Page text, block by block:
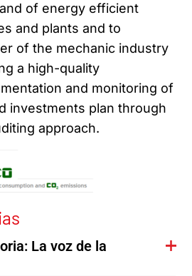
of energy efficient
and plants and to
of the mechanic industry
a high-quality
and monitoring of
investments plan through
approach.
La voz de la